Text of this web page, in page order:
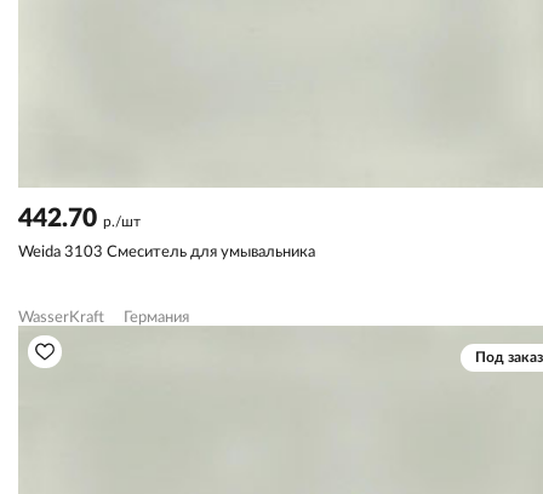
442.70 р./шт
Weida 3103 Смеситель для умывальника
WasserKraft Германия
Под заказ